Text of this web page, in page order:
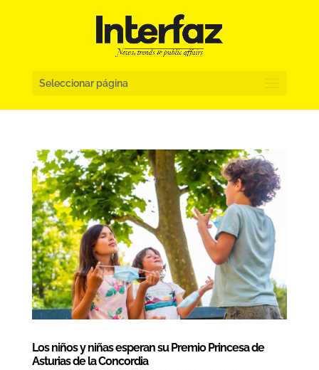
Seleccionar página
Los niños y niñas esperan su Premio Princesa de
Asturias de la Concordia